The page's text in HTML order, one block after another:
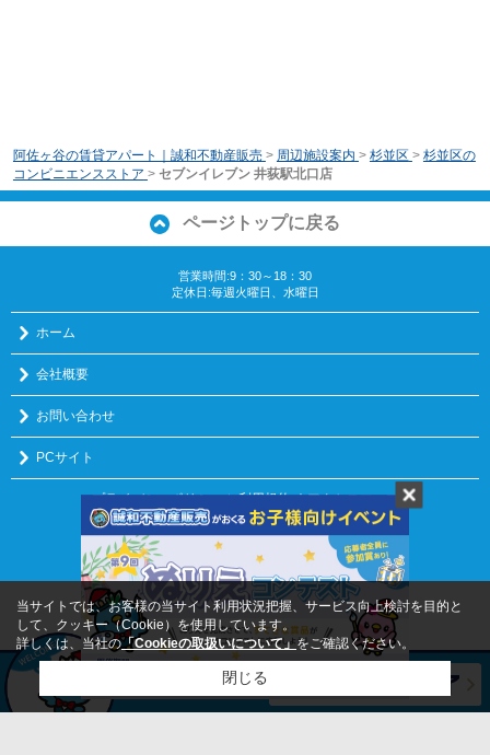
阿佐ヶ谷の賃貸アパート｜誠和不動産販売 > 周辺施設案内 > 杉並区 > 杉並区の
コンビニエンスストア > セブンイレブン 井荻駅北口店
ページトップに戻る
営業時間:9：30～18：30
定休日:毎週火曜日、水曜日
ホーム
会社概要
お問い合わせ
PCサイト
プライバシーポリシー｜利用規約 ｜アクセスマップ
Copyright(c) 誠和不動産販売株式会社 All rights reserved.
当サイトでは、お客様の当サイト利用状況把握、サービス向上検討を目的と
して、クッキー（Cookie）を使用しています。
詳しくは、当社の「Cookieの取扱いについて」をご確認ください。
閉じる